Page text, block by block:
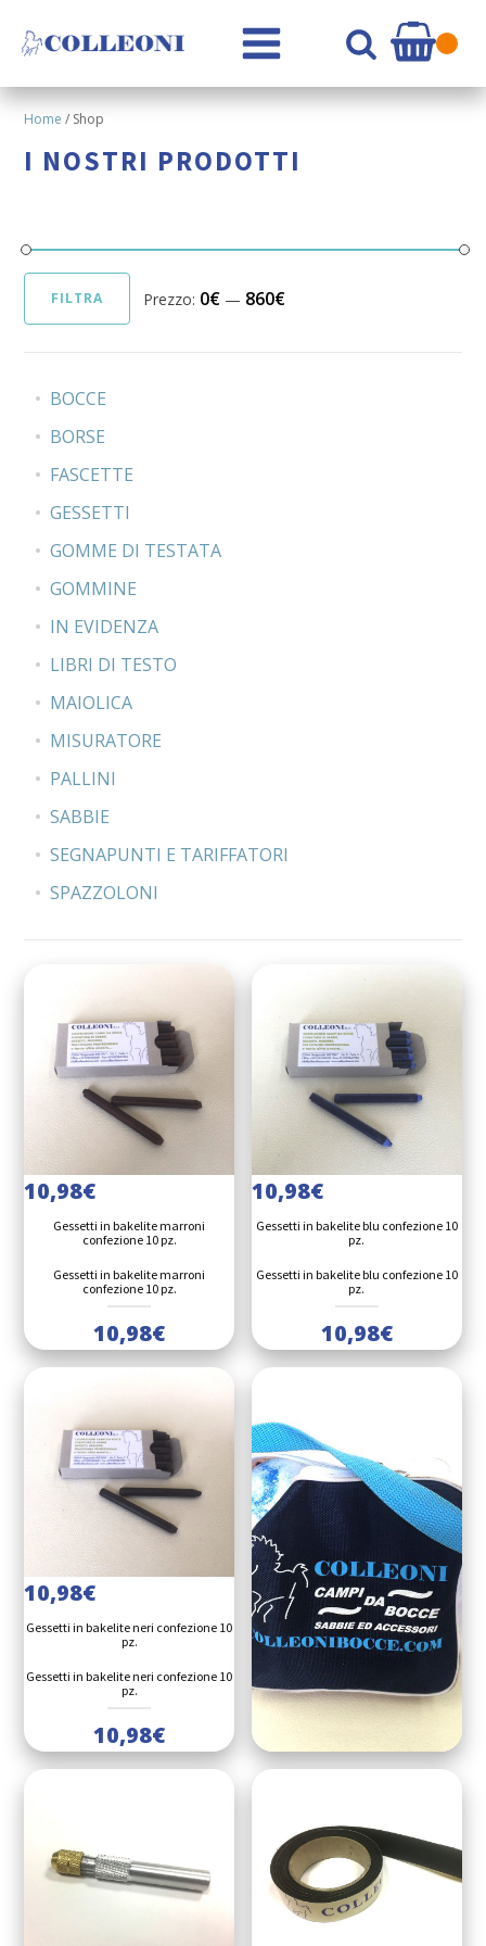
Home / Shop
I NOSTRI PRODOTTI
Prezzo
Prezzo
FILTRA Prezzo: 0€ — 860€
BOCCE
BORSE
FASCETTE
GESSETTI
GOMME DI TESTATA
GOMMINE
IN EVIDENZA
LIBRI DI TESTO
MAIOLICA
MISURATORE
PALLINI
SABBIE
SEGNAPUNTI E TARIFFATORI
SPAZZOLONI
10,98€
Gessetti in bakelite marroni
confezione 10 pz.
Gessetti in bakelite marroni
confezione 10 pz.
10,98€
10,98€
Gessetti in bakelite blu confezione 10
pz.
Gessetti in bakelite blu confezione 10
pz.
10,98€
10,98€
Gessetti in bakelite neri confezione 10
pz.
Gessetti in bakelite neri confezione 10
pz.
10,98€